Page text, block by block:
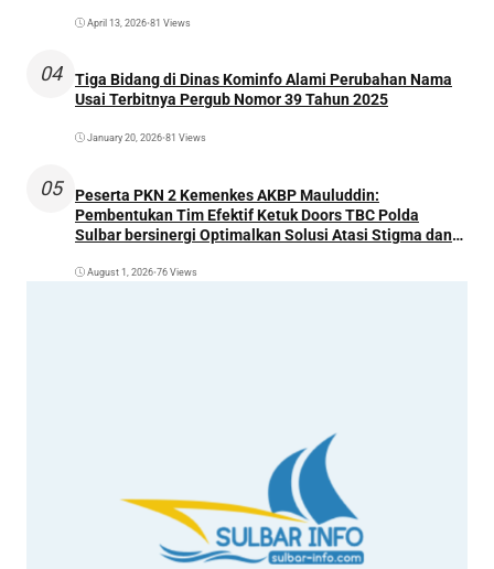
April 13, 2026•81 Views
04
Tiga Bidang di Dinas Kominfo Alami Perubahan Nama
Usai Terbitnya Pergub Nomor 39 Tahun 2025
January 20, 2026•81 Views
05
Peserta PKN 2 Kemenkes AKBP Mauluddin:
Pembentukan Tim Efektif Ketuk Doors TBC Polda
Sulbar bersinergi Optimalkan Solusi Atasi Stigma dan
August 1, 2026•76 Views